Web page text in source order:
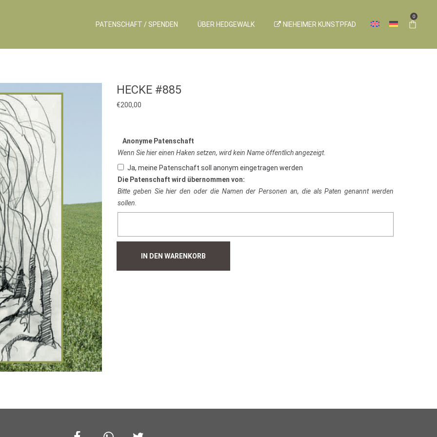
PATENSCHAFT / SPENDEN ÜBER HEDGEWALK NIEHEIMER KUNSTPFAD
0
HECKE #885
€200,00
Anonyme Patenschaft
Wenn Sie hier einen Haken setzen, wird kein Name öffentlich angezeigt.
Ja, meine Patenschaft soll anonym eingetragen werden
Die Patenschaft wird übernommen von:
Bitte geben Sie hier den oder die Namen der Personen an, die als Paten genannt werden
sollen.
Menge
IN DEN WARENKORB